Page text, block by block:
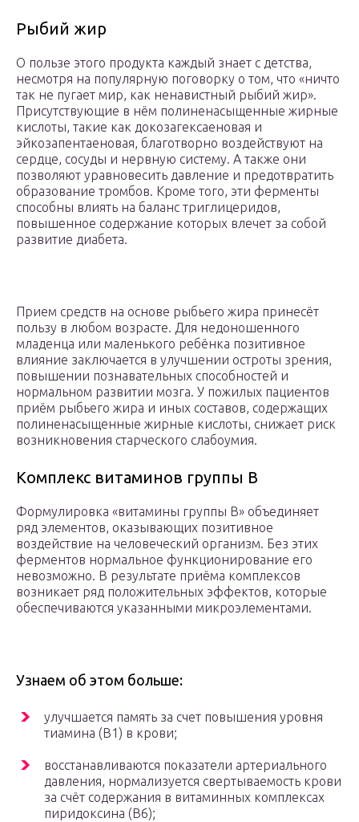
Рыбий жир
О пользе этого продукта каждый знает с детства,
несмотря на популярную поговорку о том, что «ничто
так не пугает мир, как ненавистный рыбий жир».
Присутствующие в нём полиненасыщенные жирные
кислоты, такие как докозагексаеновая и
эйкозапентаеновая, благотворно воздействуют на
сердце, сосуды и нервную систему. А также они
позволяют уравновесить давление и предотвратить
образование тромбов. Кроме того, эти ферменты
способны влиять на баланс триглицеридов,
повышенное содержание которых влечет за собой
развитие диабета.
Прием средств на основе рыбьего жира принесёт
пользу в любом возрасте. Для недоношенного
младенца или маленького ребёнка позитивное
влияние заключается в улучшении остроты зрения,
повышении познавательных способностей и
нормальном развитии мозга. У пожилых пациентов
приём рыбьего жира и иных составов, содержащих
полиненасыщенные жирные кислоты, снижает риск
возникновения старческого слабоумия.
Комплекс витаминов группы В
Формулировка «витамины группы B» объединяет
ряд элементов, оказывающих позитивное
воздействие на человеческий организм. Без этих
ферментов нормальное функционирование его
невозможно. В результате приёма комплексов
возникает ряд положительных эффектов, которые
обеспечиваются указанными микроэлементами.
Узнаем об этом больше:
улучшается память за счет повышения уровня
тиамина (В1) в крови;
восстанавливаются показатели артериального
давления, нормализуется свертываемость крови
за счёт содержания в витаминных комплексах
пиридоксина (В6);